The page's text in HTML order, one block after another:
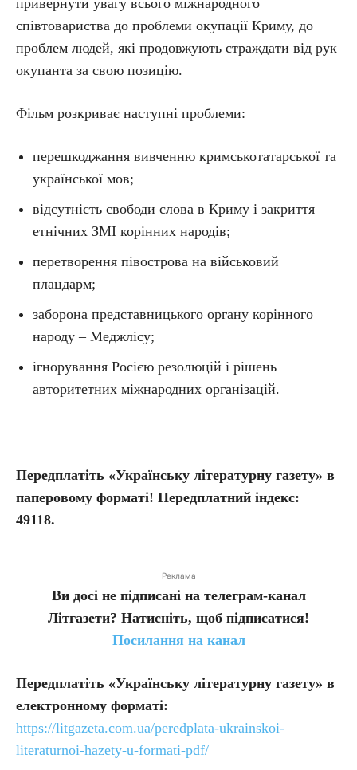
привернути увагу всього міжнародного
співтовариства до проблеми окупації Криму, до
проблем людей, які продовжують страждати від рук
окупанта за свою позицію.
Фільм розкриває наступні проблеми:
перешкоджання вивченню кримськотатарської та
української мов;
відсутність свободи слова в Криму і закриття
етнічних ЗМІ корінних народів;
перетворення півострова на військовий
плацдарм;
заборона представницького органу корінного
народу – Меджлісу;
ігнорування Росією резолюцій і рішень
авторитетних міжнародних організацій.
Передплатіть «Українську літературну газету» в
паперовому форматі! Передплатний індекс:
49118.
Реклама
Ви досі не підписані на телеграм-канал
Літгазети? Натисніть, щоб підписатися!
Посилання на канал
Передплатіть «Українську літературну газету» в
електронному форматі:
https://litgazeta.com.ua/peredplata-ukrainskoi-
literaturnoi-hazety-u-formati-pdf/